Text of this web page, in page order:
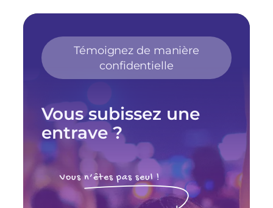
Vous subissez une
entrave ?
Vous n’êtes pas seul !
Témoignez de manière
confidentielle